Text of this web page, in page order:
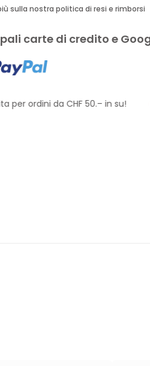
sulla nostra politica di resi e rimborsi
carte di credito e
per ordini da CHF 50.– in su!